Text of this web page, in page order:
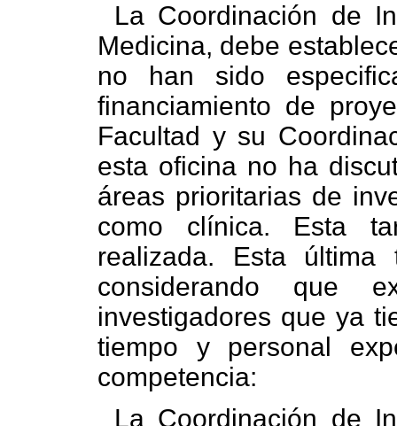
La Coordinación de
Medicina, debe
no han sido
financiamiento de
Facultad y su
esta oficina no ha
áreas prioritarias de
como clínica. Esta
realizada. Esta
considerando que
investigadores que ya
tiempo y personal
competencia:
La Coordinación de